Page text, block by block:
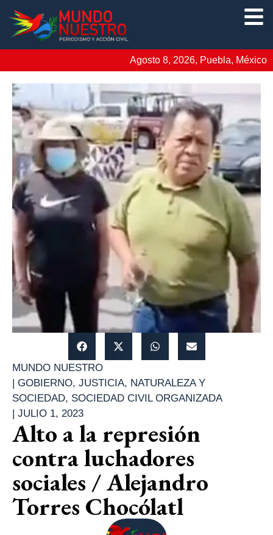
Agosto 8, 2026, Puebla, México
MUNDO NUESTRO
| GOBIERNO, JUSTICIA, NATURALEZA Y
SOCIEDAD, SOCIEDAD CIVIL ORGANIZADA
| JULIO 1, 2023
Alto a la represión
contra luchadores
sociales / Alejandro
Torres Chocólatl